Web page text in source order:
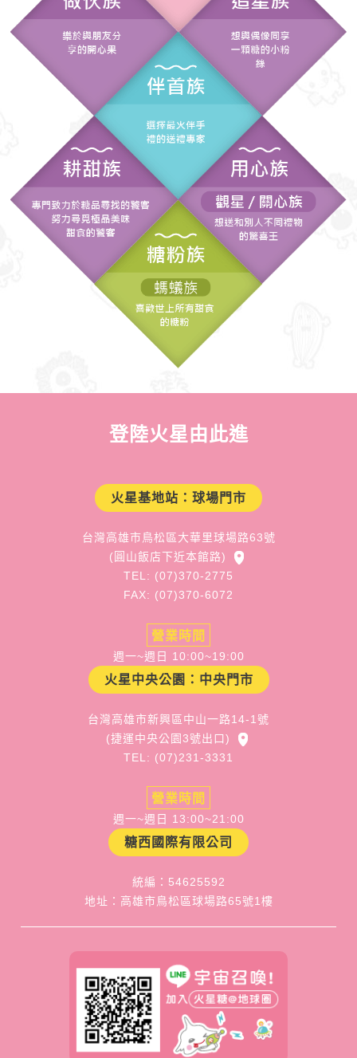
登陸火星由此進
火星基地站：球場門市
台灣高雄市鳥松區大華里球場路63號
(圓山飯店下近本館路)
TEL: (07)370-2775
FAX: (07)370-6072
營業時間
週一~週日 10:00~19:00
火星中央公園：中央門市
台灣高雄市新興區中山一路14-1號
(捷運中央公園3號出口)
TEL: (07)231-3331
營業時間
週一~週日 13:00~21:00
糖西國際有限公司
統編：54625592
地址：高雄市鳥松區球場路65號1樓